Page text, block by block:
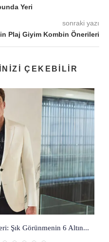
Yeri
sonraki yazı
Plaj Giyim Kombin Önerileri
ÇEKEBILIR
Şık Görünmenin 6 Altın...